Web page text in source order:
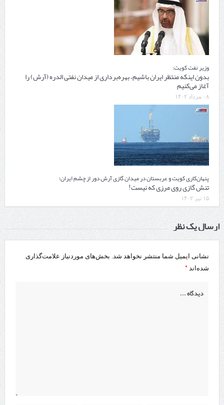
وزیر نفت کویت:
بدون اینکه منتظر ایران باشیم، بهره‌برداری از میدان نفتی الدره (آرش) را
آغاز می‌کنیم
۰۸ مرداد ۱۴۰۲
پنهان‌کاری کویت و عربستان در میدان گازی آرش دور از چشم ایران؛
تنش گازی روی مرزی که نیست!
۱۵ تیر ۱۴۰۲
ارسال یک نظر
نشانی ایمیل شما منتشر نخواهد شد. بخش‌های موردنیاز علامت‌گذاری
شده‌اند *